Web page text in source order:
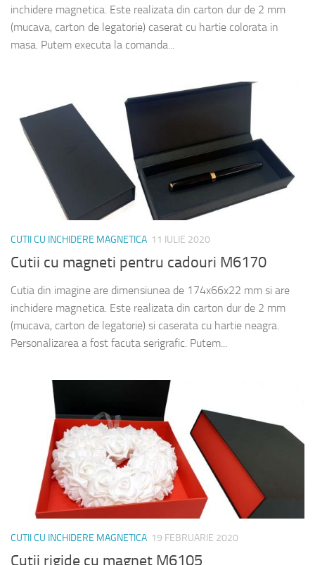
inchidere magnetica. Este realizata din carton dur de 2 mm
(mucava, carton de legatorie) caserat cu hartie colorata in
masa. Putem executa la comanda...
CUTII CU INCHIDERE MAGNETICA 11 IULIE 2020
Cutii cu magneti pentru cadouri M6170
Cutia din imagine are dimensiunea de 174x66x22 mm si are
inchidere magnetica. Este realizata din carton dur de 2 mm
(mucava, carton de legatorie) si caserata cu hartie neagra.
Personalizarea a fost facuta serigrafic. Putem...
CUTII CU INCHIDERE MAGNETICA 19 FEBRUARIE 2020
Cutii rigide cu magnet M6105